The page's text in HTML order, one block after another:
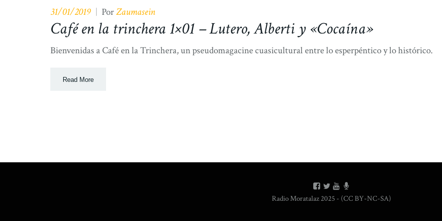
31/01/2019 | PorZaumasein
Café en la trinchera 1×01 – Lutero, Alberti y «Cocaína»
Bienvenidas a Café en la Trinchera, un pseudomagacine cuasicultural entre lo esperpéntico y lo histórico.
Read More
Radio Moratalaz 2025 - (CC BY-NC-SA)